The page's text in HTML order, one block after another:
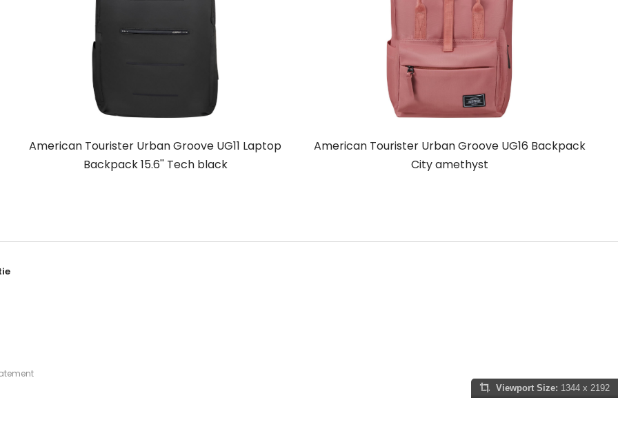
American Tourister Urban Groove UG11 Laptop
Backpack 15.6'' Tech black
American Tourister Urban Groove UG16 Backpack
City amethyst
Viewport Size: 1344 x 2192